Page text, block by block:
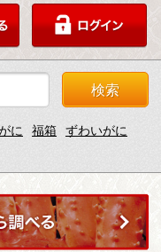
検索
に 福箱 ずわいがに